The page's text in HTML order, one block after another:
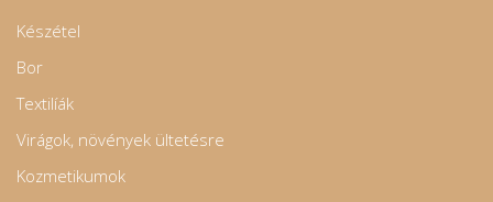
Készétel
Bor
Textilíák
Virágok, növények ültetésre
Kozmetikumok